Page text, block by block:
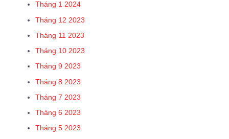
Tháng 1 2024
Tháng 12 2023
Tháng 11 2023
Tháng 10 2023
Tháng 9 2023
Tháng 8 2023
Tháng 7 2023
Tháng 6 2023
Tháng 5 2023